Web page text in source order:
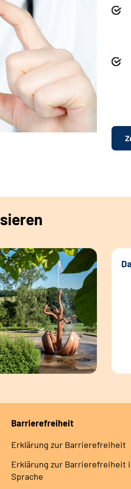
Barrierefreiheit
Erklärung zur Barrierefreiheit
Erklärung zur Barrierefreiheit
Sprache